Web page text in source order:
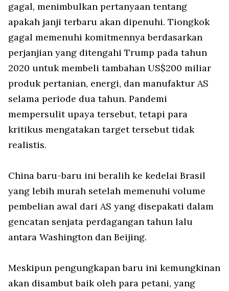
gagal, menimbulkan pertanyaan tentang
apakah janji terbaru akan dipenuhi. Tiongkok
gagal memenuhi komitmennya berdasarkan
perjanjian yang ditengahi Trump pada tahun
2020 untuk membeli tambahan US$200 miliar
produk pertanian, energi, dan manufaktur AS
selama periode dua tahun. Pandemi
mempersulit upaya tersebut, tetapi para
kritikus mengatakan target tersebut tidak
realistis.
China baru-baru ini beralih ke kedelai Brasil
yang lebih murah setelah memenuhi volume
pembelian awal dari AS yang disepakati dalam
gencatan senjata perdagangan tahun lalu
antara Washington dan Beijing.
Meskipun pengungkapan baru ini kemungkinan
akan disambut baik oleh para petani, yang